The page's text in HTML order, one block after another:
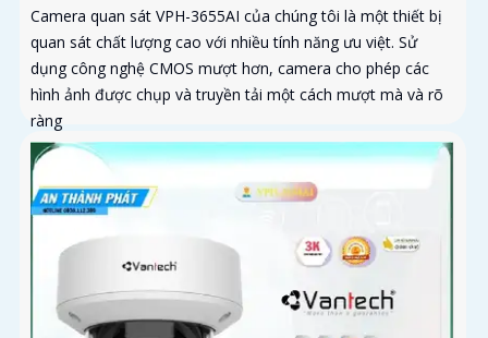
Camera quan sát VPH-3655AI của chúng tôi là một thiết bị
quan sát chất lượng cao với nhiều tính năng ưu việt. Sử
dụng công nghệ CMOS mượt hơn, camera cho phép các
hình ảnh được chụp và truyền tải một cách mượt mà và rõ
ràng